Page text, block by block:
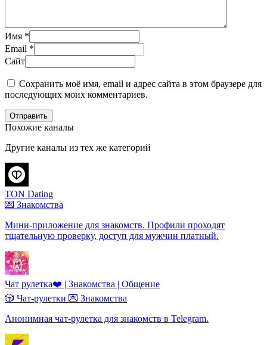
Имя *
Email *
Сайт
Сохранить моё имя, email и адрес сайта в этом браузере для
последующих моих комментариев.
Отправить
Похожие каналы
Другие каналы из тех же категорий
TON Dating
💌 Знакомства
Мини-приложение для знакомств. Профили проходят
тщательную проверку, доступ для мужчин платный.
Чат рулетка❤️ | Знакомства | Общение
🎲 Чат-рулетки 💌 Знакомства
Анонимная чат-рулетка для знакомств в Telegram.